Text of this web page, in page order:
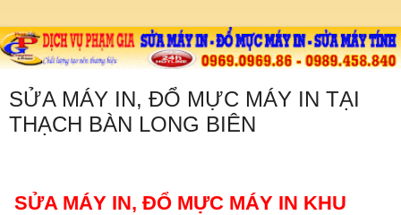
SỬA MÁY IN, ĐỔ MỰC MÁY IN TẠI
THẠCH BÀN LONG BIÊN
SỬA MÁY IN, ĐỔ MỰC MÁY IN KHU